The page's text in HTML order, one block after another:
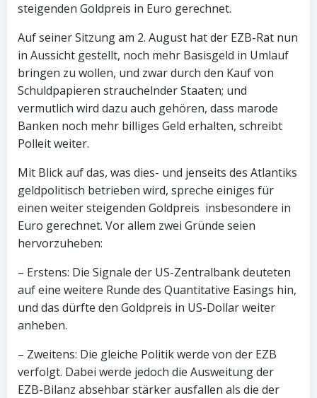
steigenden Goldpreis in Euro gerechnet.
Auf seiner Sitzung am 2. August hat der EZB-Rat nun
in Aussicht gestellt, noch mehr Basisgeld in Umlauf
bringen zu wollen, und zwar durch den Kauf von
Schuldpapieren strauchelnder Staaten; und
vermutlich wird dazu auch gehören, dass marode
Banken noch mehr billiges Geld erhalten, schreibt
Polleit weiter.
Mit Blick auf das, was dies- und jenseits des Atlantiks
geldpolitisch betrieben wird, spreche einiges für
einen weiter steigenden Goldpreis  insbesondere in
Euro gerechnet. Vor allem zwei Gründe seien
hervorzuheben:
– Erstens: Die Signale der US-Zentralbank deuteten
auf eine weitere Runde des Quantitative Easings hin,
und das dürfte den Goldpreis in US-Dollar weiter
anheben.
– Zweitens: Die gleiche Politik werde von der EZB
verfolgt. Dabei werde jedoch die Ausweitung der
EZB-Bilanz absehbar stärker ausfallen als die der